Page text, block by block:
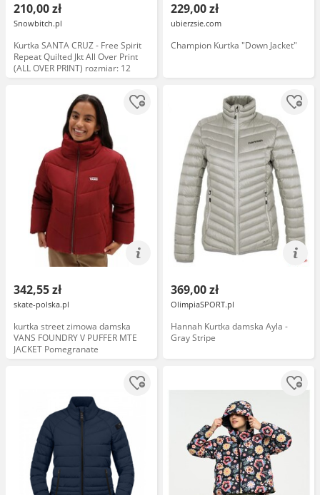
210,00 zł
Snowbitch.pl
Kurtka SANTA CRUZ - Free Spirit
Repeat Quilted Jkt All Over Print
(ALL OVER PRINT) rozmiar: 12
229,00 zł
ubierzsie.com
Champion Kurtka "Down Jacket"
342,55 zł
skate-polska.pl
kurtka street zimowa damska
VANS FOUNDRY V PUFFER MTE
JACKET Pomegranate
369,00 zł
OlimpiaSPORT.pl
Hannah Kurtka damska Ayla -
Gray Stripe